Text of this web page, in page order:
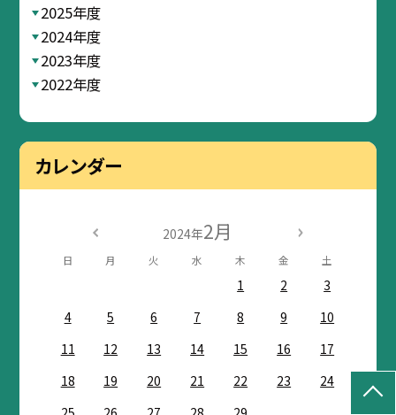
2025年度
2024年度
2023年度
2022年度
カレンダー
2024年2月
日 月 火 水 木 金 土
1 2
3
4
5 6 7 8 9
10
11
12 13 14 15 16
17
18
19 20 21 22 23
24